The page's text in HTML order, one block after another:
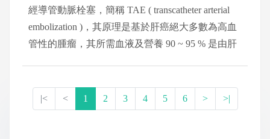
經導管動脈栓塞，簡稱 TAE ( transcatheter arterial
embolization )，其原理是基於肝癌絕大多數為高血
管性的腫瘤，其所需血液及營養 90 ~ 95 % 是由肝
|< < 1 2 3 4 5 6 > >|